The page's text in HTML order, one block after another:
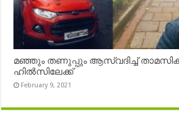
മഞ്ഞും തണുപ്പും ആസ്വദിച്ച്
ഹിൽസിലേക്ക്
February 9, 2021